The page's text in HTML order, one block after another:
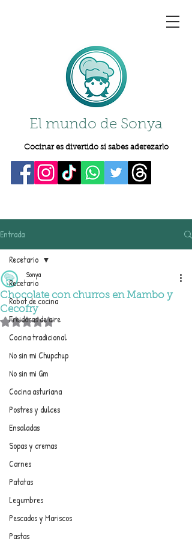
El mundo de Sonya
Cocinar es divertido si sabes aderezarlo
Entrada
Recetario
Robot de cocina
Freidoras de aire
Cocina tradicional
No sin mi Chupchup
No sin mi Gm
Cocina asturiana
Postres y dulces
Ensaladas
Sopas y cremas
Carnes
Patatas
Legumbres
Pescados y Mariscos
Pastas
Recetario
Chocolate con churros en Mambo y
Cecofry
Sonya
Obtuvo NaN de 5 estrellas.